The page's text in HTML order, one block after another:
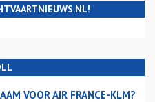
VOOR AIR FRANCE-KLM?